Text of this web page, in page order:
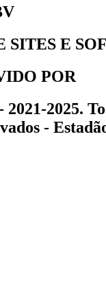
E
POR
2025.
-